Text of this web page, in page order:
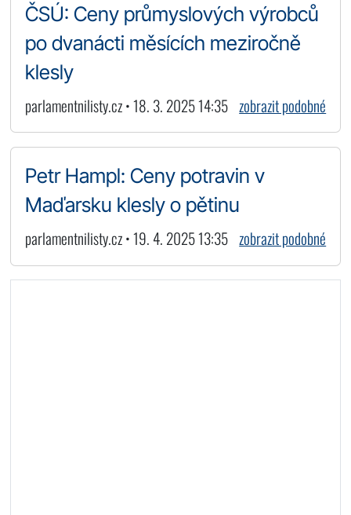
ČSÚ: Ceny průmyslových výrobců
po dvanácti měsících meziročně
klesly
parlamentnilisty.cz • 18. 3. 2025 14:35 zobrazit podobné
Petr Hampl: Ceny potravin v
Maďarsku klesly o pětinu
parlamentnilisty.cz • 19. 4. 2025 13:35 zobrazit podobné